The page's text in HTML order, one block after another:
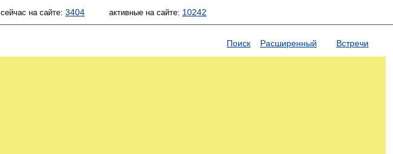
сейчас на сайте: 3404 активные на сайте: 10242
Поиск Расширенный Встречи